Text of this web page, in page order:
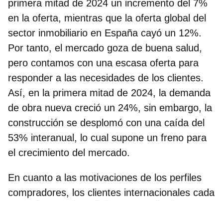
primera mitad de 2024 un incremento del 7%
en la oferta, mientras que la oferta global del
sector inmobiliario en España cayó un 12%.
Por tanto, el mercado goza de buena salud,
pero contamos con una escasa oferta para
responder a las necesidades de los clientes.
Así, en la primera mitad de 2024, la demanda
de obra nueva creció un 24%, sin embargo, la
construcción se desplomó con una caída del
53% interanual, lo cual supone un freno para
el crecimiento del mercado.
En cuanto a las motivaciones de los perfiles
compradores, los clientes internacionales cada